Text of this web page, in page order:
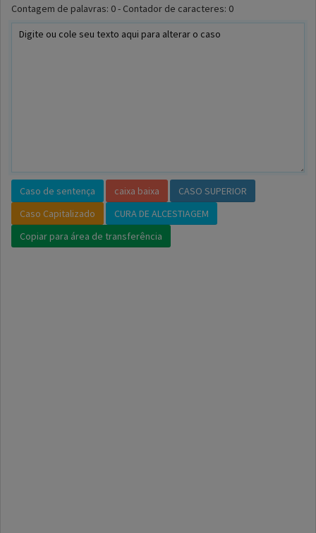
Contagem de palavras: 0- Contador de caracteres: 0